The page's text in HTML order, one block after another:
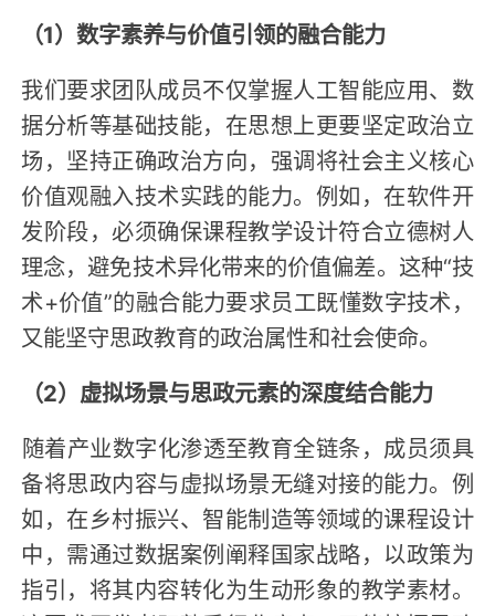
（1）数字素养与价值引领的融合能力
我们要求团队成员不仅掌握人工智能应用、数
据分析等基础技能，在思想上更要坚定政治立
场，坚持正确政治方向，强调将社会主义核心
价值观融入技术实践的能力。例如，在软件开
发阶段，必须确保课程教学设计符合立德树人
理念，避免技术异化带来的价值偏差。这种“技
术+价值”的融合能力要求员工既懂数字技术，
又能坚守思政教育的政治属性和社会使命。
（2）虚拟场景与思政元素的深度结合能力
‌随着产业数字化渗透至教育全链条，成员须具
备将思政内容与虚拟场景无缝对接的能力。例
如，在乡村振兴、智能制造等领域的课程设计
中，需通过数据案例阐释国家战略，以政策为
指引，将其内容转化为生动形象的教学素材。